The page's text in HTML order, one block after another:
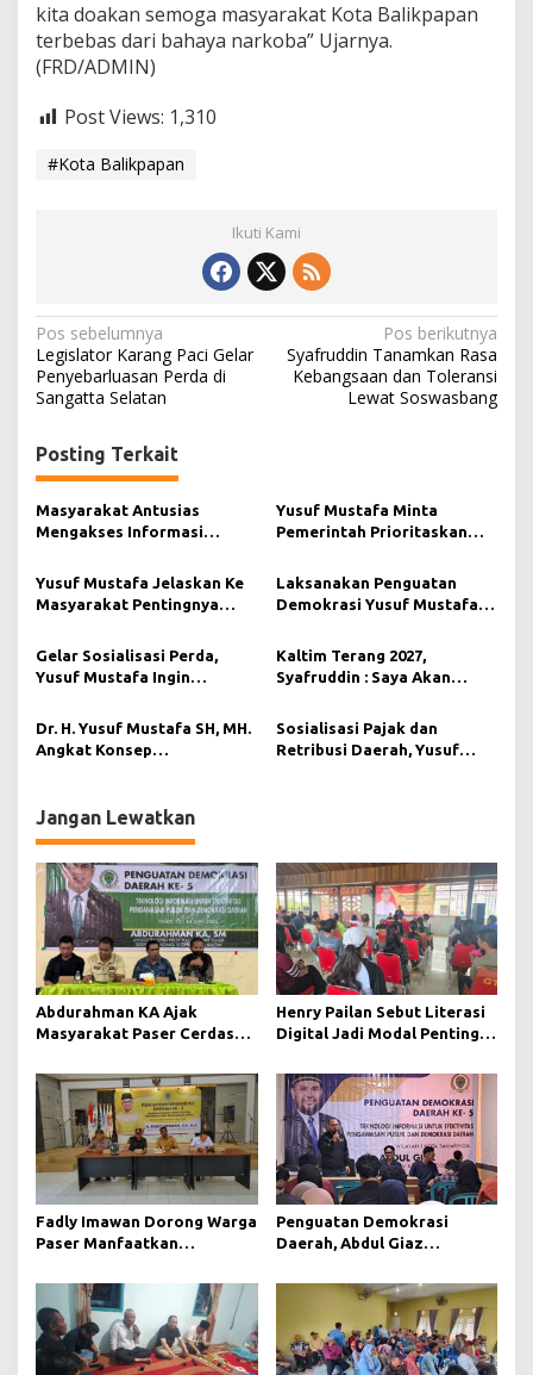
kita doakan semoga masyarakat Kota Balikpapan
terbebas dari bahaya narkoba” Ujarnya.
(FRD/ADMIN)
Post Views: 1,310
#Kota Balikpapan
Ikuti Kami
N
a
v
i
g
a
s
i
p
s
Pos sebelumnya
Legislator Karang Paci Gelar
Penyebarluasan Perda di
Sangatta Selatan
Pos berikutnya
Syafruddin Tanamkan Rasa
Kebangsaan dan Toleransi
Lewat Soswasbang
Posting Terkait
Masyarakat Antusias
Mengakses Informasi
Menghadiri Sosper Yusuf
Mustafa di Balikpapan
Yusuf Mustafa Minta
Pemerintah Prioritaskan
Publik, Saat Melaksanakan
PPD di Balikpapan.
Yusuf Mustafa Jelaskan Ke
Masyarakat Pentingnya
Waktu
Laksanakan Penguatan
Demokrasi Yusuf Mustafa
Tema Keamanan Manusia
(Human Security)
Gelar Sosialisasi Perda,
Yusuf Mustafa Ingin
Daerah Melalui Pajak dan
Retribusi
Kaltim Terang 2027,
Syafruddin : Saya Akan
Pemangku Kebijakan.
Dr. H. Yusuf Mustafa SH, MH.
Angkat Konsep
Kegiatan Penguatan
Demokrasi di Kota
Sosialisasi Pajak dan
Retribusi Daerah, Yusuf
Jangan Lewatkan
Abdurahman KA Ajak
Masyarakat Paser Cerdas
Digital
Henry Pailan Sebut Literasi
Digital Jadi Modal Penting
Lebih Terbuka
Fadly Imawan Dorong Warga
Paser Manfaatkan
Mengawasi Jalannya
Pemerintahan
Penguatan Demokrasi
Daerah, Abdul Giaz
Teknologi Informasi